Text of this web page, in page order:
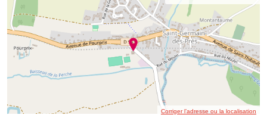
Corriger l’adresse ou la localisation